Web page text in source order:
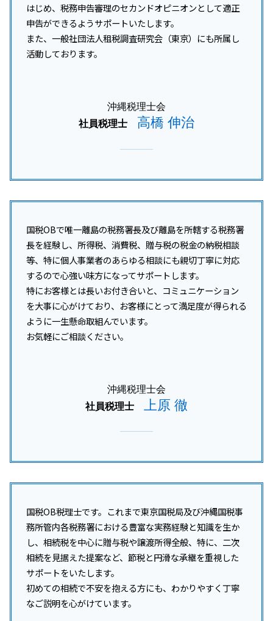
はじめ、税務申告審理のセカンドオピニオンとして適正
申告ができるようサポートいたします。
また、一般社団法人租税調査研究会（東京）にも所属し
活動しております。
沖縄税理士会
社員税理士
高橋 伸治
国税OBで唯一離島の税務署長及び離島を所轄する税務署
長を経験し、所得税、消費税、贈与税の税金の納税相談
等、特に個人事業者のあらゆる相談にも親切丁寧に対応
するので心強い味方になってサポートします。
特にお客様とは長いお付き合いと、コミュニケーション
を大事に心がけており、お客様にとって満足度が得られる
ように一生懸命取組んでいます。
お気軽にご相談ください。
沖縄税理士会
社員税理士
上原 徹
国税OB税理士です。これまで東京国税局及び沖縄国税事
務所管内各税務署における豊富な実務経験と知識を生か
し、相続税を中心に贈与税や譲渡所得全般、特に、二次
相続を見据えた提案など、節税と円滑な承継を重視した
サポートをいたします。
初めての相続で不安を抱える方にも、わかりやすく丁寧
なご説明を心がけています。